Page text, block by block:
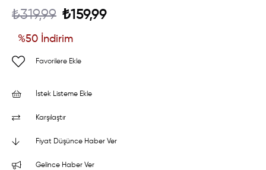
₺319,99 ₺159,99
%50 İndirim
Favorilere Ekle
İstek Listeme Ekle
Karşılaştır
Fiyat Düşünce Haber Ver
Gelince Haber Ver